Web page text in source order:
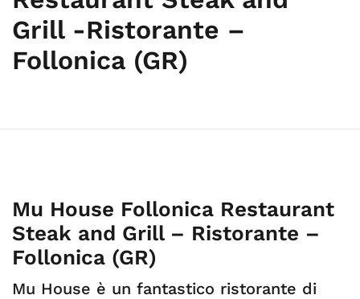
Grill -Ristorante –
Follonica (GR)
Mu House Follonica Restaurant
Steak and Grill – Ristorante –
Follonica (GR)
Mu House è un fantastico ristorante di